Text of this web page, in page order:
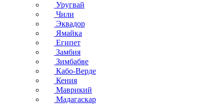
Уругвай
Чили
Эквадор
Ямайка
Египет
Замбия
Зимбабве
Кабо-Верде
Кения
Маврикий
Мадагаскар